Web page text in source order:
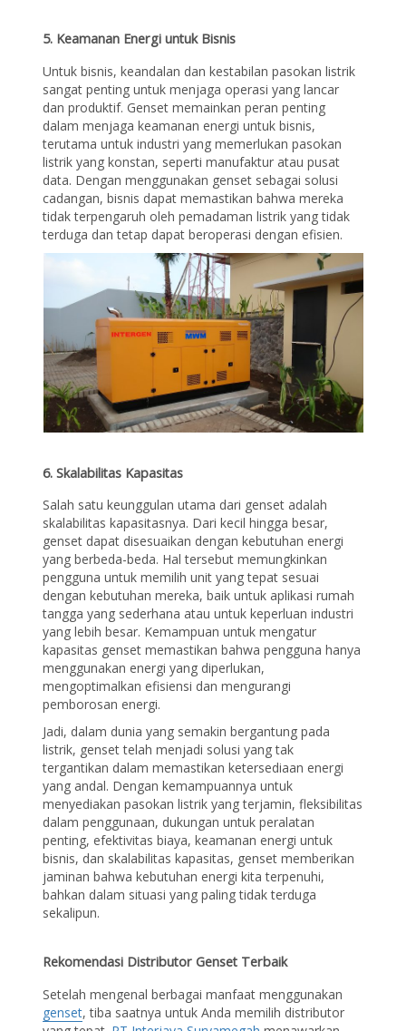
5. Keamanan Energi untuk Bisnis
Untuk bisnis, keandalan dan kestabilan pasokan listrik
sangat penting untuk menjaga operasi yang lancar
dan produktif. Genset memainkan peran penting
dalam menjaga keamanan energi untuk bisnis,
terutama untuk industri yang memerlukan pasokan
listrik yang konstan, seperti manufaktur atau pusat
data. Dengan menggunakan genset sebagai solusi
cadangan, bisnis dapat memastikan bahwa mereka
tidak terpengaruh oleh pemadaman listrik yang tidak
terduga dan tetap dapat beroperasi dengan efisien.
6. Skalabilitas Kapasitas
Salah satu keunggulan utama dari genset adalah
skalabilitas kapasitasnya. Dari kecil hingga besar,
genset dapat disesuaikan dengan kebutuhan energi
yang berbeda-beda. Hal tersebut memungkinkan
pengguna untuk memilih unit yang tepat sesuai
dengan kebutuhan mereka, baik untuk aplikasi rumah
tangga yang sederhana atau untuk keperluan industri
yang lebih besar. Kemampuan untuk mengatur
kapasitas genset memastikan bahwa pengguna hanya
menggunakan energi yang diperlukan,
mengoptimalkan efisiensi dan mengurangi
pemborosan energi.
Jadi, dalam dunia yang semakin bergantung pada
listrik, genset telah menjadi solusi yang tak
tergantikan dalam memastikan ketersediaan energi
yang andal. Dengan kemampuannya untuk
menyediakan pasokan listrik yang terjamin, fleksibilitas
dalam penggunaan, dukungan untuk peralatan
penting, efektivitas biaya, keamanan energi untuk
bisnis, dan skalabilitas kapasitas, genset memberikan
jaminan bahwa kebutuhan energi kita terpenuhi,
bahkan dalam situasi yang paling tidak terduga
sekalipun.
Rekomendasi Distributor Genset Terbaik
Setelah mengenal berbagai manfaat menggunakan
genset, tiba saatnya untuk Anda memilih distributor